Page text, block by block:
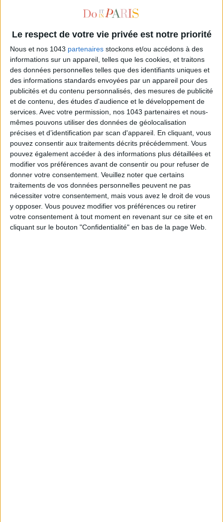
Le respect de votre vie privée est notre priorité
Nous et nos 1043 partenaires stockons et/ou accédons à des
informations sur un appareil, telles que les cookies, et traitons
des données personnelles telles que des identifiants uniques et
des informations standards envoyées par un appareil pour des
publicités et du contenu personnalisés, des mesures de publicité
et de contenu, des études d'audience et le développement de
services. Avec votre permission, nos 1043 partenaires et nous-
mêmes pouvons utiliser des données de géolocalisation
précises et d’identification par scan d'appareil. En cliquant, vous
pouvez consentir aux traitements décrits précédemment. Vous
pouvez également accéder à des informations plus détaillées et
modifier vos préférences avant de consentir ou pour refuser de
donner votre consentement. Veuillez noter que certains
traitements de vos données personnelles peuvent ne pas
nécessiter votre consentement, mais vous avez le droit de vous
y opposer. Vous pouvez modifier vos préférences ou retirer
votre consentement à tout moment en revenant sur ce site et en
cliquant sur le bouton "Confidentialité" en bas de la page Web.
5 BONS ROMANS EN FORMAT POCHE À DÉVORER CET ÉTÉ
LES PLUS BEAUX BAGAGES POUR VOYAGER AVEC STYLE